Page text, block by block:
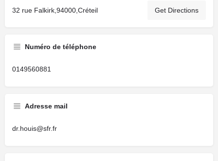
32 rue Falkirk,94000,Créteil Get Directions
Numéro de téléphone
0149560881
Adresse mail
dr.houis@sfr.fr